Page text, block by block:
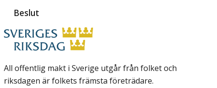
Beslut
All offentlig makt i Sverige utgår från folket och
riksdagen är folkets främsta företrädare.